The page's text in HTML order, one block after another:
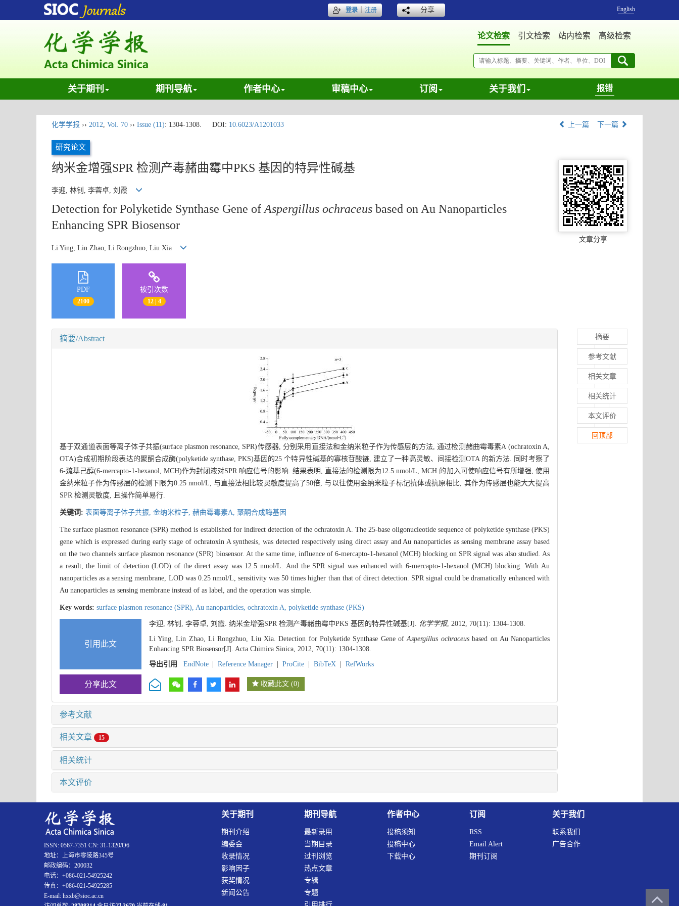
登录｜注册 分享 English
论文检索 引文检索 站内检索 高级检索
关于期刊 期刊导航 作者中心 审稿中心 订阅 关于我们 报错
化学学报 ›› 2012, Vol. 70 ›› Issue (11): 1304-1308. DOI: 10.6023/A1201033 上一篇 下一篇
研究论文
纳米金增强SPR 检测产毒赭曲霉中PKS 基因的特异性碱基
李迎, 林钊, 李蓉卓, 刘霞
Detection for Polyketide Synthase Gene ofAspergillus ochraceus based on Au Nanoparticles
Enhancing SPR Biosensor
Li Ying, Lin Zhao, Li Rongzhuo, Liu Xia
文章分享
PDF
2100
被引次数
12 | 4
摘要/Abstract
基于双通道表面等离子体子共振(surface plasmon resonance, SPR)传感器, 分别采用直接法和金纳米粒子作为传感层的方法, 通过检测赭曲霉毒素A (ochratoxin A,
OTA)合成初期阶段表达的聚酮合成酶(polyketide synthase, PKS)基因的25 个特异性碱基的寡核苷酸链, 建立了一种高灵敏、间接检测OTA 的新方法. 同时考察了
6-巯基己醇(6-mercapto-1-hexanol, MCH)作为封闭液对SPR 响应信号的影响. 结果表明, 直接法的检测限为12.5 nmol/L, MCH 的加入可使响应信号有所增强, 使用
金纳米粒子作为传感层的检测下限为0.25 nmol/L, 与直接法相比较灵敏度提高了50倍, 与以往使用金纳米粒子标记抗体或抗原相比, 其作为传感层也能大大提高
SPR 检测灵敏度, 且操作简单易行.
关键词: 表面等离子体子共振, 金纳米粒子, 赭曲霉毒素A, 聚酮合成酶基因
The surface plasmon resonance (SPR) method is established for indirect detection of the ochratoxin A. The 25-base oligonucleotide sequence of polyketide synthase (PKS)
gene which is expressed during early stage of ochratoxin A synthesis, was detected respectively using direct assay and Au nanoparticles as sensing membrane assay based
on the two channels surface plasmon resonance (SPR) biosensor. At the same time, influence of 6-mercapto-1-hexanol (MCH) blocking on SPR signal was also studied. As
a result, the limit of detection (LOD) of the direct assay was 12.5 nmol/L. And the SPR signal was enhanced with 6-mercapto-1-hexanol (MCH) blocking. With Au
nanoparticles as a sensing membrane, LOD was 0.25 nmol/L, sensitivity was 50 times higher than that of direct detection. SPR signal could be dramatically enhanced with
Au nanoparticles as sensing membrane instead of as label, and the operation was simple.
Key words: surface plasmon resonance (SPR), Au nanoparticles, ochratoxin A, polyketide synthase (PKS)
引用此文
李迎, 林钊, 李蓉卓, 刘霞. 纳米金增强SPR 检测产毒赭曲霉中PKS 基因的特异性碱基[J]. 化学学报, 2012, 70(11): 1304-1308.
Li Ying, Lin Zhao, Li Rongzhuo, Liu Xia. Detection for Polyketide Synthase Gene ofAspergillus ochraceusbased on Au Nanoparticles
Enhancing SPR Biosensor[J]. Acta Chimica Sinica, 2012, 70(11): 1304-1308.
导出引用
EndNote Reference Manager ProCite BibTeX RefWorks
分享此文 收藏此文 (0)
参考文献
相关文章 15
相关统计
本文评价
摘要
参考文献
相关文章
相关统计
本文评价
回顶部
关于期刊
期刊介绍
编委会
收录情况
影响因子
获奖情况
新闻公告
期刊导航
最新录用
当期目录
过刊浏览
热点文章
专辑
专题
作者中心
投稿须知
投稿中心
下载中心
订阅
RSS
Email Alert
期刊订阅
关于我们
联系我们
广告合作
ISSN: 0567-7351 CN: 31-1320/O6
地址：上海市零陵路345号
邮政编码：200032
电话：+086-021-54925242
传真：+086-021-54925285
E-mail: hxxb@sioc.ac.cn